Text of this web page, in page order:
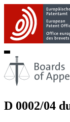
D 0002/04